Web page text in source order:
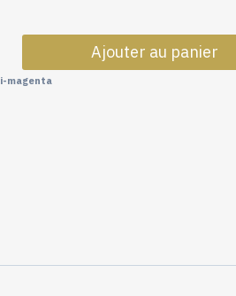
quantité
de
Coupon
magenta
Ajouter au panier
magenta